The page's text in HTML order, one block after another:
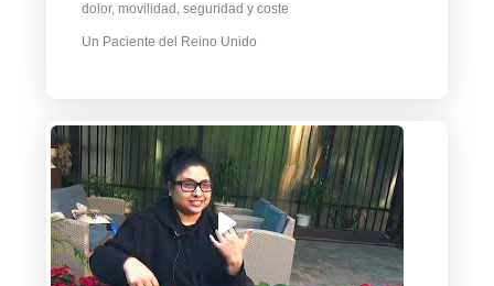
dolor, movilidad, seguridad y coste
Un Paciente del Reino Unido